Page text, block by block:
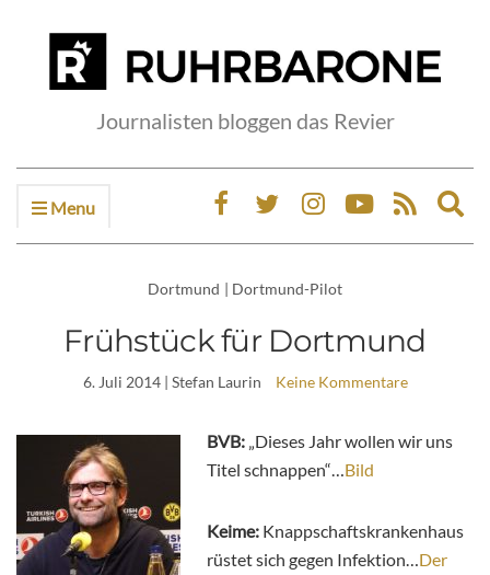
Journalisten bloggen das Revier
Menu
Dortmund | Dortmund-Pilot
Frühstück für Dortmund
6. Juli 2014| Stefan Laurin Keine Kommentare
BVB: „Dieses Jahr wollen wir uns
Titel schnappen“…Bild
Keime: Knappschaftskrankenhaus
rüstet sich gegen Infektion…Der